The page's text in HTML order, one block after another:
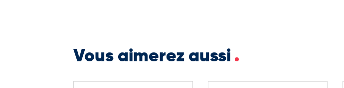
Hauteur du plateau au plus bas : 112 cm
Vous aimerez aussi